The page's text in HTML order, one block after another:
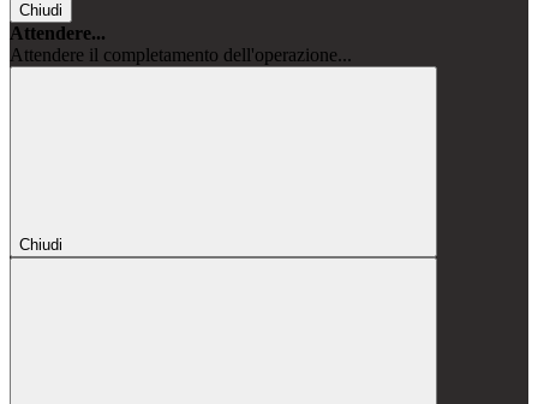
Chiudi
Attendere...
Attendere il completamento dell'operazione...
Chiudi